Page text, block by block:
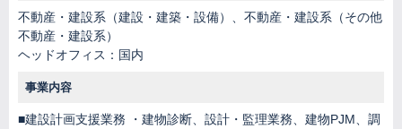
不動産・建設系（建設・建築・設備）、不動産・建設系（その他
不動産・建設系）
ヘッドオフィス：国内
事業内容
■建設計画支援業務 ・建物診断、設計・監理業務、建物PJM、調